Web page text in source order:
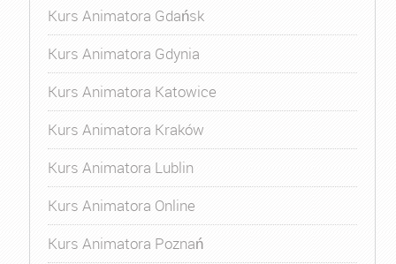
Kurs Animatora Gdańsk
Kurs Animatora Gdynia
Kurs Animatora Katowice
Kurs Animatora Kraków
Kurs Animatora Lublin
Kurs Animatora Online
Kurs Animatora Poznań